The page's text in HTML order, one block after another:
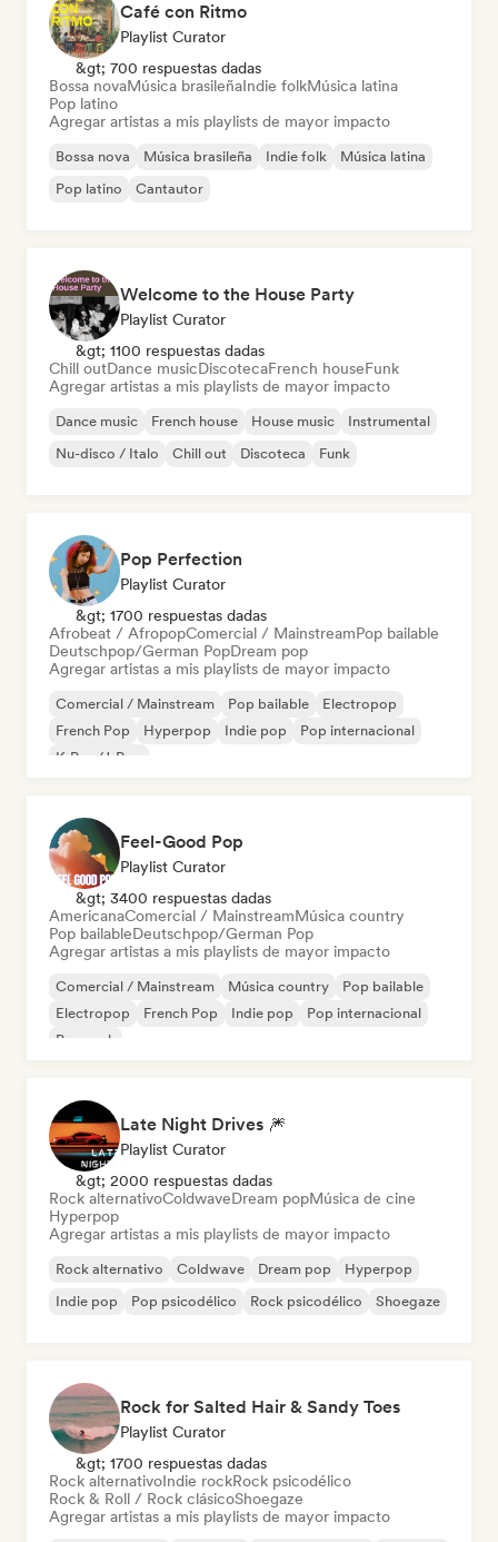
Café con Ritmo
Playlist Curator
&gt; 700 respuestas dadas
Bossa novaMúsica brasileñaIndie folkMúsica latina
Pop latino
Agregar artistas a mis playlists de mayor impacto
Bossa nova Música brasileña Indie folk
Música latina
Pop latino
Cantautor
Welcome to the House Party
Playlist Curator
&gt; 1100 respuestas dadas
Chill outDance musicDiscotecaFrench houseFunk
Agregar artistas a mis playlists de mayor impacto
Dance music French house House music
Instrumental
Nu-disco / Italo
Chill out Discoteca Funk
Pop Perfection
Playlist Curator
&gt; 1700 respuestas dadas
Afrobeat / AfropopComercial / MainstreamPop bailable
Deutschpop/German PopDream pop
Agregar artistas a mis playlists de mayor impacto
Comercial / Mainstream Pop bailable
Electropop
French Pop
Hyperpop Indie pop
Pop internacional
K-Pop/J-Pop
Feel-Good Pop
Playlist Curator
&gt; 3400 respuestas dadas
AmericanaComercial / MainstreamMúsica country
Pop bailableDeutschpop/German Pop
Agregar artistas a mis playlists de mayor impacto
Comercial / Mainstream Música country
Pop bailable
Electropop
French Pop Indie pop
Pop internacional
Pop rock
Late Night Drives 🎆
Playlist Curator
&gt; 2000 respuestas dadas
Rock alternativoColdwaveDream popMúsica de cine
Hyperpop
Agregar artistas a mis playlists de mayor impacto
Rock alternativo Coldwave Dream pop
Hyperpop
Indie pop
Pop psicodélico Rock psicodélico Shoegaze
Rock for Salted Hair & Sandy Toes
Playlist Curator
&gt; 1700 respuestas dadas
Rock alternativoIndie rockRock psicodélico
Rock & Roll / Rock clásicoShoegaze
Agregar artistas a mis playlists de mayor impacto